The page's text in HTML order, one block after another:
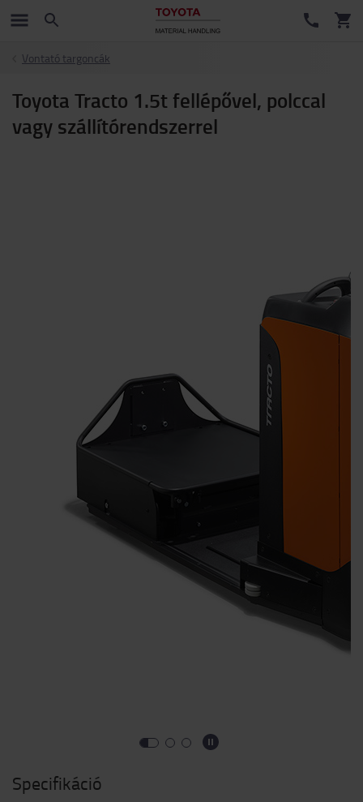
Vontató targoncák
Toyota Tracto 1.5t fellépővel, polccal
vagy szállítórendszerrel
Specifikáció